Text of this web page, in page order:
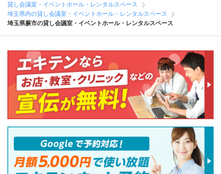
貸し会議室・イベントホール・レンタルスペース
埼玉県内の貸し会議室・イベントホール・レンタルスペース
埼玉県蕨市の貸し会議室・イベントホール・レンタルスペース